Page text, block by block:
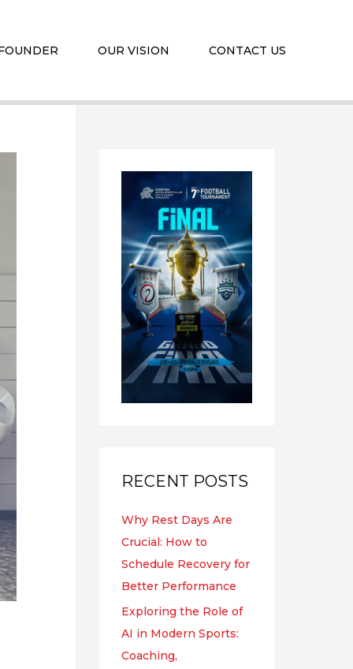
OUR VISION CONTACT US
RECENT POSTS
Why Rest Days Are
Crucial: How to
Schedule Recovery for
Better Performance
Exploring the Role of
AI in Modern Sports:
Coaching,